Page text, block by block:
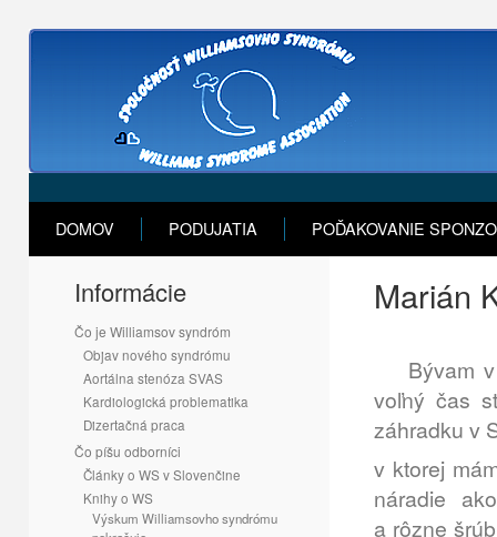
DOMOV PODUJATIA POĎAKOVANIE
Informácie
Čo je Williamsov syndróm
Objav nového syndrómu
Aortálna stenóza SVAS
Kardiologická problematika
Dizertačná praca
Čo píšu odborníci
Články o WS v Slovenčine
Knihy o WS
Výskum Williamsovho syndrómu
Marián
Bývam v
voľný čas
záhradku v
v ktorej
náradie
a rôzne